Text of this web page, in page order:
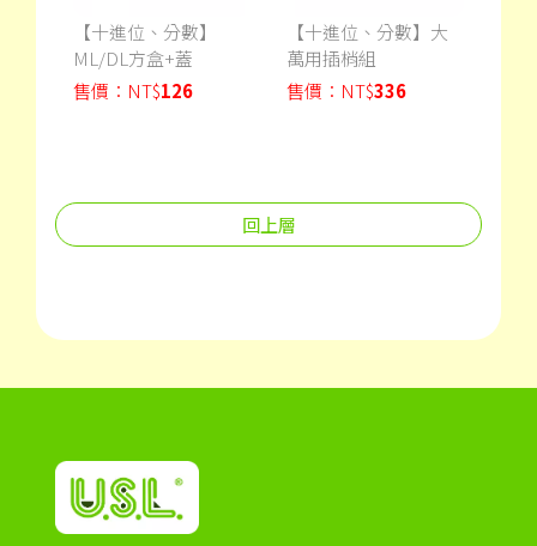
【十進位、分數】
ML/DL方盒+蓋
售價： NT$126
【十進位、分數】大
萬用插梢組
售價： NT$336
回上層